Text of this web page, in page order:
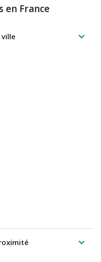
en France
ville